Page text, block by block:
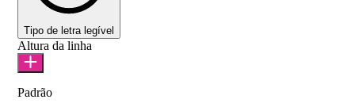
Tipo de letra legível
Altura da linha
Padrão